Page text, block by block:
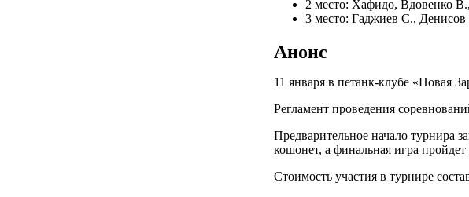
2 место: Хафидо, Вдовенко
3 место: Гаджиев С.,
Анонс
11 января в петанк-клубе «Новая
Регламент проведения
Предварительное начало турнира
кошонет, а финальная игра
Стоимость участия в турнире